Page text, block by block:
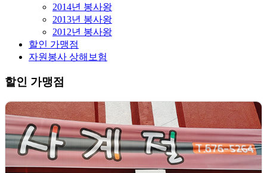
2014년 봉사왕
2013년 봉사왕
2012년 봉사왕
할인 가맹점
자원봉사 상해보험
할인 가맹점